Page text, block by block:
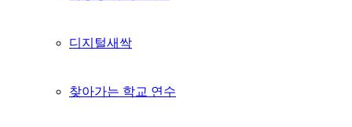
디지털새싹
찾아가는 학교 연수